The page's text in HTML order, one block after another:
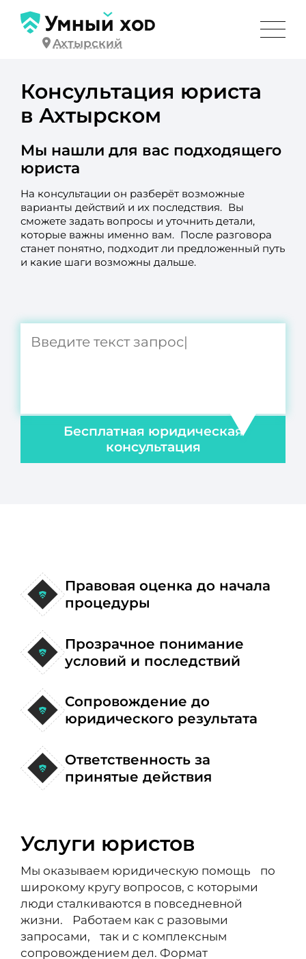
Ахтырский
Консультация юриста
в Ахтырском
Мы нашли для вас подходящего
юриста
На консультации он разберёт возможные
варианты действий и их последствия. Вы
сможете задать вопросы и уточнить детали,
которые важны именно вам. После разговора
станет понятно, подходит ли предложенный путь
и какие шаги возможны дальше.
Бесплатная юридическая
консультация
Правовая оценка до начала
процедуры
Прозрачное понимание
условий и последствий
Сопровождение до
юридического результата
Ответственность за
принятые действия
Услуги юристов
Мы оказываем юридическую помощь по
широкому кругу вопросов, с которыми
люди сталкиваются в повседневной
жизни. Работаем как с разовыми
запросами, так и с комплексным
сопровождением дел. Формат